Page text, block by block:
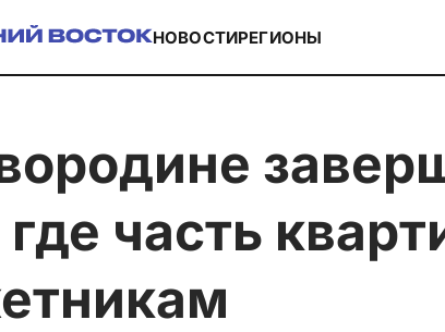
НОВОСТИРЕГИОНЫ
часть